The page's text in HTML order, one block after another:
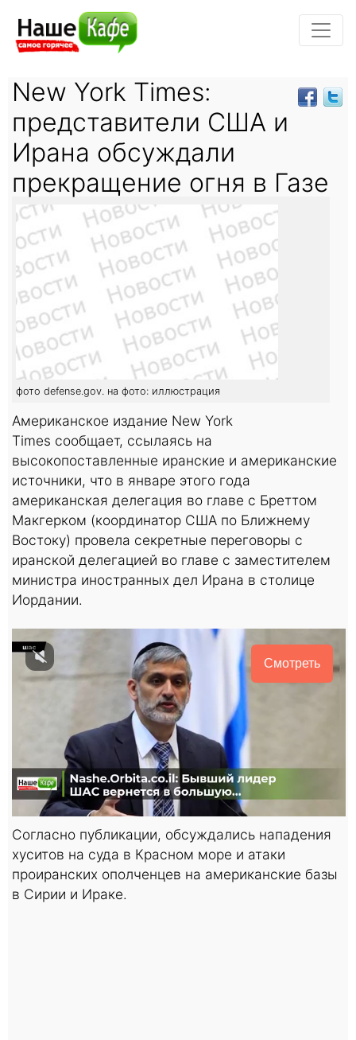
New York Times:
представители США и
Ирана обсуждали
прекращение огня в Газе
фото defense.gov. на фото: иллюстрация
Американское издание New York
Times сообщает, ссылаясь на
высокопоставленные иранские и американские
источники, что в январе этого года
американская делегация во главе с Бреттом
Макгерком (координатор США по Ближнему
Востоку) провела секретные переговоры с
иранской делегацией во главе с заместителем
министра иностранных дел Ирана в столице
Иордании.
Смотреть
Cогласно публикации, обсуждались нападения
хуситов на суда в Красном море и атаки
проиранских ополченцев на американские базы
в Сирии и Ираке.